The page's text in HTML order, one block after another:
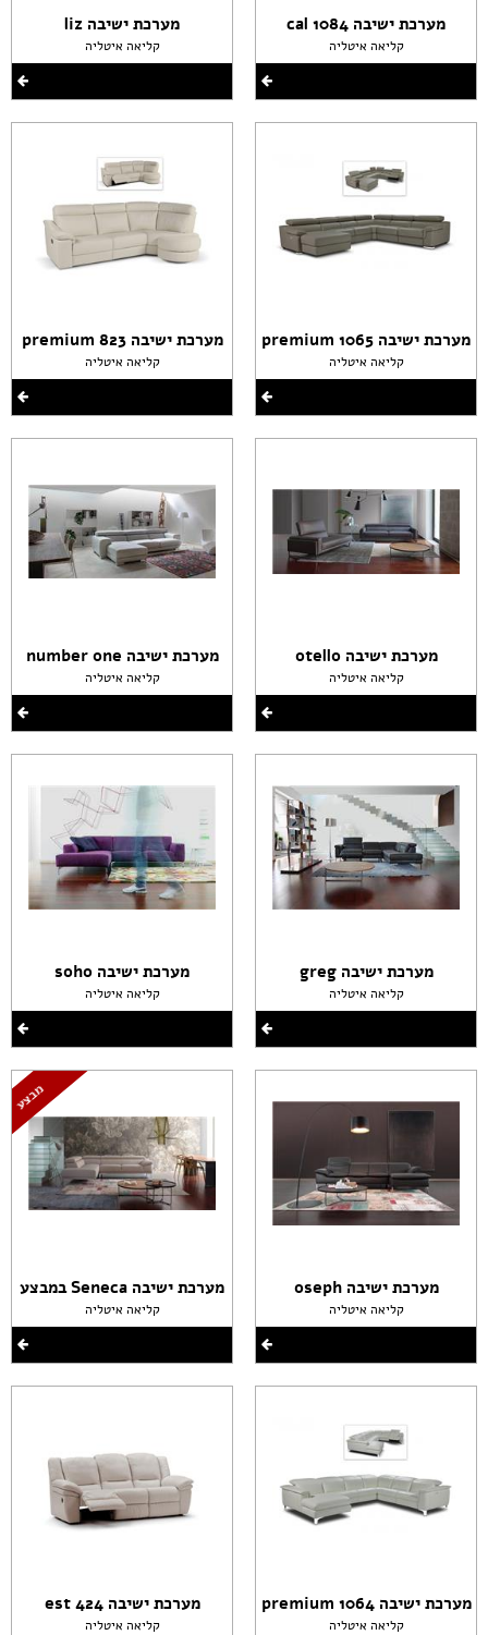
מערכת ישיבה cal 1084
קליאה איטליה
מערכת ישיבה premium 1065
קליאה איטליה
מערכת ישיבה otello
קליאה איטליה
מערכת ישיבה greg
קליאה איטליה
מערכת ישיבה oseph
קליאה איטליה
מערכת ישיבה liz
קליאה איטליה
מערכת ישיבה premium 823
קליאה איטליה
מערכת ישיבה number one
קליאה איטליה
מערכת ישיבה soho
קליאה איטליה
מערכת ישיבה Seneca במבצע
קליאה איטליה
מערכת ישיבה premium 1064
קליאה איטליה
מערכת ישיבה est 424
קליאה איטליה